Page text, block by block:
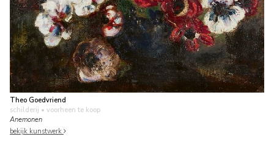
Theo Goedvriend
schilderij • voorheen te koop
Anemonen
bekijk kunstwerk